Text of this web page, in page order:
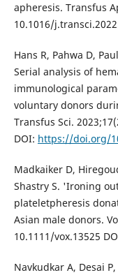
apheresis. Transfus
10.1016/
Hans R, Pahwa D,
Serial analysis of
immunological
voluntary donors
Transfus Sci.
DOI: https://doi.org/
Madkaiker D,
Shastry S. 'Ironing
plateletpheresis
Asian male donors.
10.1111/vox.13525
Navkudkar A, Desai